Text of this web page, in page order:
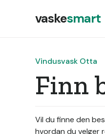
vaskesmart
Vindusvask Otta
Finn
Vil du finne den
hvordan du velger